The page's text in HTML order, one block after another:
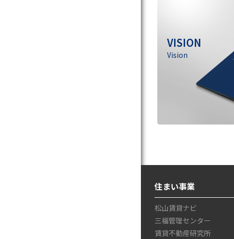
VISION
Vision
住まい事業
松山賃貸ナビ
三福管理センター
賃貸不動産研究所